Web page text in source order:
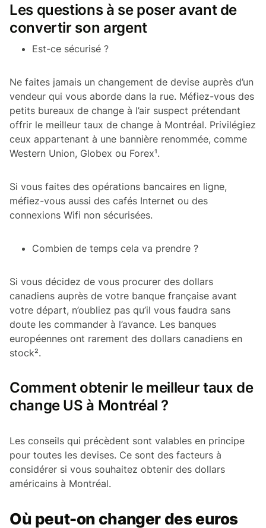
Les questions à se poser avant de
convertir son argent
Est-ce sécurisé ?
Ne faites jamais un changement de devise auprès d’un
vendeur qui vous aborde dans la rue. Méfiez-vous des
petits bureaux de change à l’air suspect prétendant
offrir le meilleur taux de change à Montréal. Privilégiez
ceux appartenant à une bannière renommée, comme
Western Union, Globex ou Forex¹.
Si vous faites des opérations bancaires en ligne,
méfiez-vous aussi des cafés Internet ou des
connexions Wifi non sécurisées.
Combien de temps cela va prendre ?
Si vous décidez de vous procurer des dollars
canadiens auprès de votre banque française avant
votre départ, n’oubliez pas qu’il vous faudra sans
doute les commander à l’avance. Les banques
européennes ont rarement des dollars canadiens en
stock².
Comment obtenir le meilleur taux de
change US à Montréal ?
Les conseils qui précèdent sont valables en principe
pour toutes les devises. Ce sont des facteurs à
considérer si vous souhaitez obtenir des dollars
américains à Montréal.
Où peut-on changer des euros